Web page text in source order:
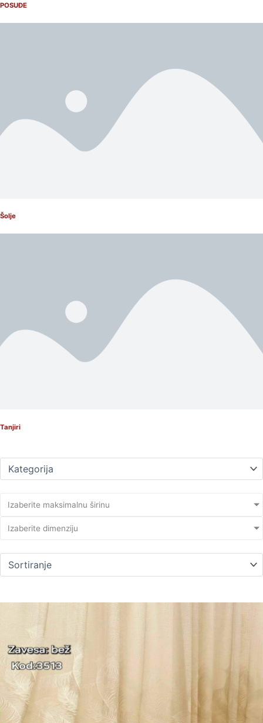
POSUĐE
Šolje
Tanjiri
Izaberite maksimalnu širinu
Izaberite dimenziju